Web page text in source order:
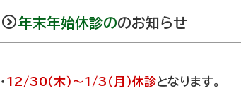
年末年始休診ののお知らせ
・ 12/30（木）～1/3（月）休診となります。